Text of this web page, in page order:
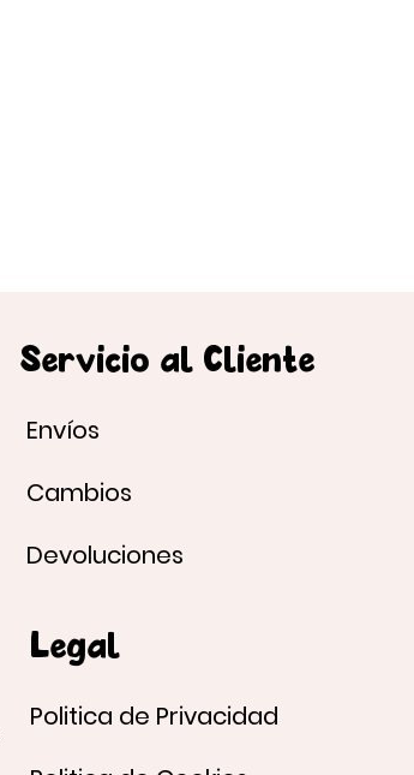
Servicio al Cliente
Envíos
Cambios
Devoluciones
Legal
Politica de Privacidad